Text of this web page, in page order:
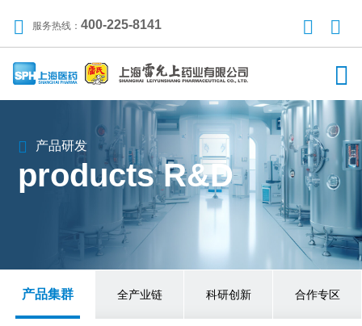
服务热线： 400-225-8141
产品研发
products R&D
产品集群 全产业链 科研创新 合作专区